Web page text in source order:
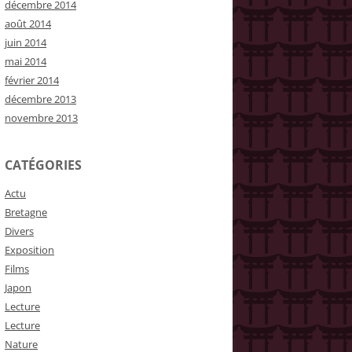
décembre 2014
août 2014
juin 2014
mai 2014
février 2014
décembre 2013
novembre 2013
CATÉGORIES
Actu
Bretagne
Divers
Exposition
Films
Japon
Lecture
Lecture
Nature